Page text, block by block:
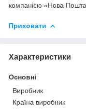
компанією «Нова
Приховати
Характеристики
Основні
Виробник
Країна виробник